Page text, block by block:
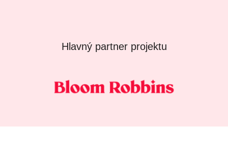
Hlavný partner projektu